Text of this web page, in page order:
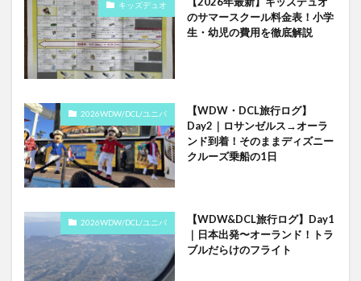
キッズデュオ
のサマースクール料金表！小学
生・幼児の費用を徹底解説
2026WDW/DCL/ユニバ
【WDW・DCL旅行ログ】
Day2｜ロサンゼルス→オーラ
ンド到着！そのままディズニー
クルーズ乗船の1日
2026WDW/DCL/ユニバ
【WDW&DCL旅行ログ】Day1
｜日本出発〜オーランド！トラ
ブルだらけのフライト